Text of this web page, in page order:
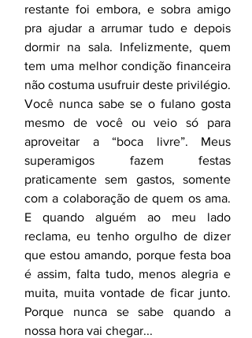
restante foi embora, e sobra amigo
pra ajudar a arrumar tudo e depois
dormir na sala. Infelizmente, quem
tem uma melhor condição financeira
não costuma usufruir deste privilégio.
Você nunca sabe se o fulano gosta
mesmo de você ou veio só para
aproveitar a “boca livre”. Meus
superamigos fazem festas
praticamente sem gastos, somente
com a colaboração de quem os ama.
E quando alguém ao meu lado
reclama, eu tenho orgulho de dizer
que estou amando, porque festa boa
é assim, falta tudo, menos alegria e
muita, muita vontade de ficar junto.
Porque nunca se sabe quando a
nossa hora vai chegar...